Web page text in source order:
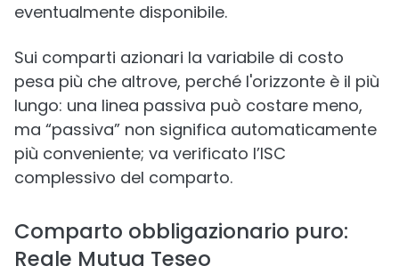
eventualmente disponibile.
Sui comparti azionari la variabile di costo
pesa più che altrove, perché l'orizzonte è il più
lungo: una linea passiva può costare meno,
ma “passiva” non significa automaticamente
più conveniente; va verificato l’ISC
complessivo del comparto.
Comparto obbligazionario puro:
Reale Mutua Teseo